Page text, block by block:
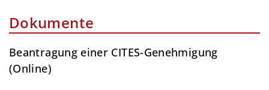
Dokumente
Beantragung einer CITES-Genehmigung
(Online)